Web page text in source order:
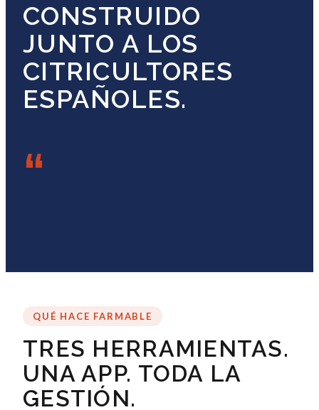
CONSTRUIDO
JUNTO A LOS
CITRICULTORES
ESPAÑOLES.
“
QUÉ HACE FARMABLE
TRES HERRAMIENTAS.
UNA APP. TODA LA
GESTIÓN.